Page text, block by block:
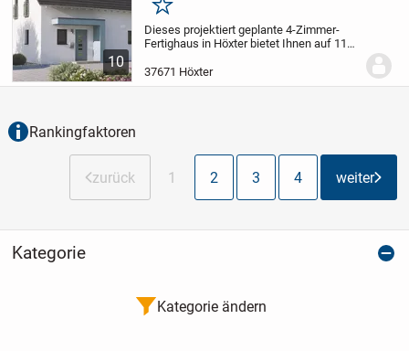
10
Merken
Dieses projektiert geplante 4-Zimmer-
Fertighaus in Höxter bietet Ihnen auf 119
Wünschen. Mit einem großzügigen
Grundstück von 557 m² und nur einer
37671 Höxter
Rankingfaktoren
zurück 1 2 3 4 weiter
Kategorie
Kategorie ändern